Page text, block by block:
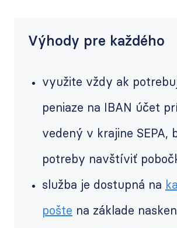
Výhody pre každého
využite vždy ak
peniaze na IBAN účet
vedený v krajine SEPA,
potreby navštíviť
služba je dostupná na
pošte na základe